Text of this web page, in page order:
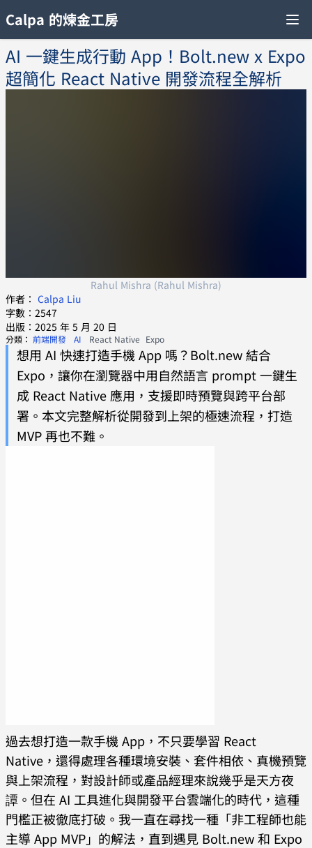
Calpa 的煉金工房
AI 一鍵生成行動 App！Bolt.new x Expo
超簡化 React Native 開發流程全解析
Rahul Mishra (Rahul Mishra)
作者： Calpa Liu
字數：2547
出版：2025 年 5 月 20 日
分類： 前端開發 AI React Native Expo
想用 AI 快速打造手機 App 嗎？Bolt.new 結合
Expo，讓你在瀏覽器中用自然語言 prompt 一鍵生
成 React Native 應用，支援即時預覽與跨平台部
署。本文完整解析從開發到上架的極速流程，打造
MVP 再也不難。
過去想打造一款手機 App，不只要學習 React
Native，還得處理各種環境安裝、套件相依、真機預覽
與上架流程，對設計師或產品經理來說幾乎是天方夜
譚。但在 AI 工具進化與開發平台雲端化的時代，這種
門檻正被徹底打破。我一直在尋找一種「非工程師也能
主導 App MVP」的解法，直到遇見 Bolt.new 和 Expo